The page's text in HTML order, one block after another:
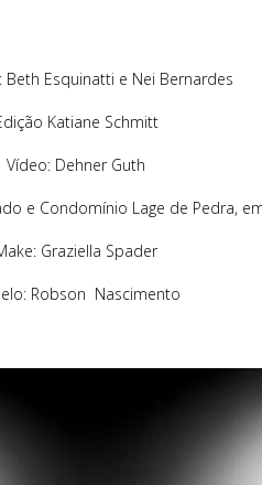
Beth Esquinatti e Nei Bernardes
Katiane Schmitt
Vídeo: Dehner Guth
e Condomínio Lage de Pedra,
Graziella Spader
Robson Nascimento